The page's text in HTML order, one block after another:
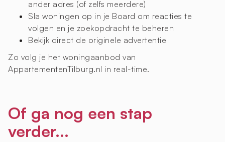
ander adres (of zelfs meerdere)
Sla woningen op in je Board om reacties te
volgen en je zoekopdracht te beheren
Bekijk direct de originele advertentie
Zo volg je het woningaanbod van
AppartementenTilburg.nl in real-time.
Of ga nog een stap
verder...